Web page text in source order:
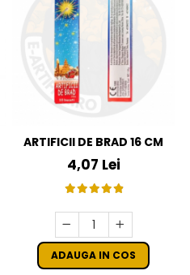
ARTIFICII DE BRAD 16 CM
4,07 Lei
ADAUGA IN COS